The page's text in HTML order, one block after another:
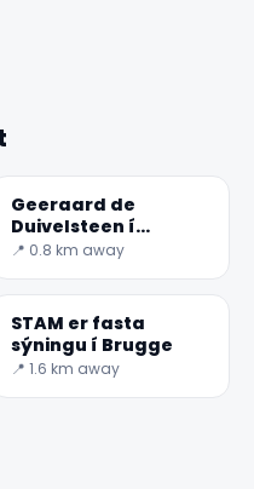
Geeraard de
Duivelsteen í
Antwerp, Belgíu
📍 0.8 km away
STAM er fasta
sýningu í Brugge
📍 1.6 km away